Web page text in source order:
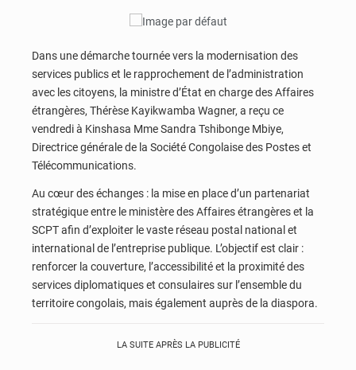
Dans une démarche tournée vers la modernisation des
services publics et le rapprochement de l’administration
avec les citoyens, la ministre d’État en charge des Affaires
étrangères, Thérèse Kayikwamba Wagner, a reçu ce
vendredi à Kinshasa Mme Sandra Tshibonge Mbiye,
Directrice générale de la Société Congolaise des Postes et
Télécommunications.
Au cœur des échanges : la mise en place d’un partenariat
stratégique entre le ministère des Affaires étrangères et la
SCPT afin d’exploiter le vaste réseau postal national et
international de l’entreprise publique. L’objectif est clair :
renforcer la couverture, l’accessibilité et la proximité des
services diplomatiques et consulaires sur l’ensemble du
territoire congolais, mais également auprès de la diaspora.
LA SUITE APRÈS LA PUBLICITÉ